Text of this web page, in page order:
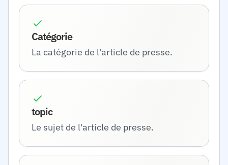
Catégorie
La catégorie de l'article de presse.
topic
Le sujet de l'article de presse.